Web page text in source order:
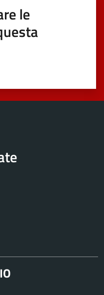
le
5